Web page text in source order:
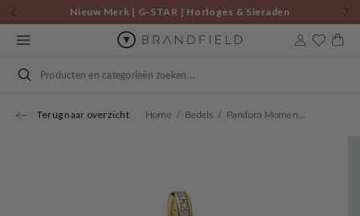
Skip to
content
Nieuw Merk | G-STAR | Horloges & Sieraden
Cart
Search
Terug naar overzicht Home Bedels Pandora Moments Hot Air Balloon Charm Gold Plated 769434C01